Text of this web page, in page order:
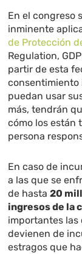
En el congreso
inminente
de Protección
Regulation,
partir de esta
consentimiento
puedan usar
más, tendrán
cómo los están
persona
En caso de
a las que se
de hasta20
ingresos de la
importantes las
devienen de
estragos que